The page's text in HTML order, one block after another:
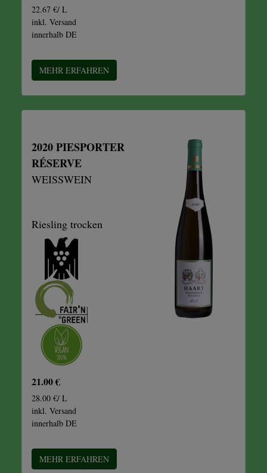
22.67 €/ L
inkl. Versand
innerhalb DE
MEHR ERFAHREN
2020 PIESPORTER
RÉSERVE
WEISSWEIN
Riesling trocken
21.00 €
28.00 €/ L
inkl. Versand
innerhalb DE
MEHR ERFAHREN